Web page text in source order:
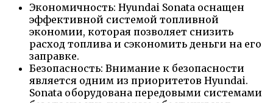
Экономичность: Hyundai Sonata оснащен
эффективной системой топливной
экономии, которая позволяет снизить
расход топлива и сэкономить деньги на его
заправке.
Безопасность: Внимание к безопасности
является одним из приоритетов Hyundai.
Sonata оборудована передовыми системами